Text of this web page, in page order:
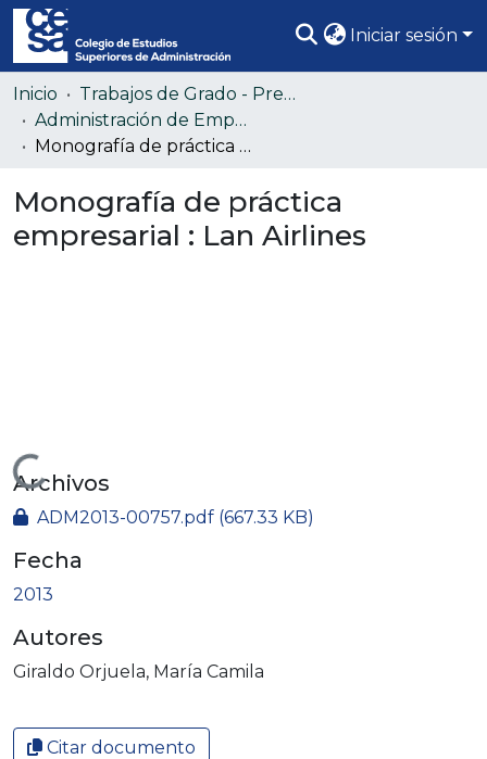
Iniciar sesión
Comunidades
Todo DSpace
Inicio
Trabajos de Grado - Pregrado
Administración de Empresas (Colección confidencial)
Monografía de práctica empresarial : Lan Airlines
Monografía de práctica
empresarial : Lan Airlines
Cargando...
Archivos
ADM2013-00757.pdf (667.33 KB)
Fecha
2013
Autores
Giraldo Orjuela, María Camila
Citar documento